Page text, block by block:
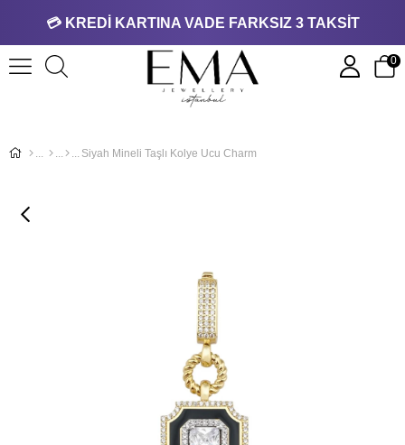
💳 KREDİ KARTINA VADE FARKSIZ 3 TAKSİT
0
Siyah Mineli Taşlı Kolye Ucu Charm